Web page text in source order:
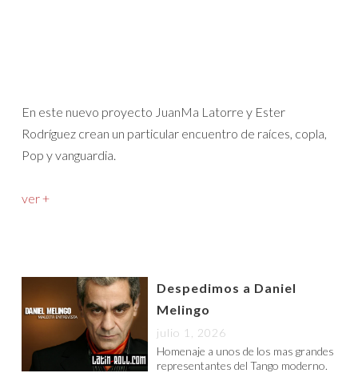
En este nuevo proyecto JuanMa Latorre y Ester
Rodríguez crean un particular encuentro de raíces, copla,
Pop y vanguardia.
ver +
Despedimos a Daniel
Melingo
julio 1, 2026
Homenaje a unos de los mas grandes
representantes del Tango moderno.